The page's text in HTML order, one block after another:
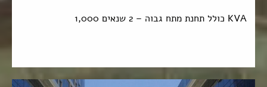
KVA כולל תחנת מתח גבוה – 2 שנאים 1,000